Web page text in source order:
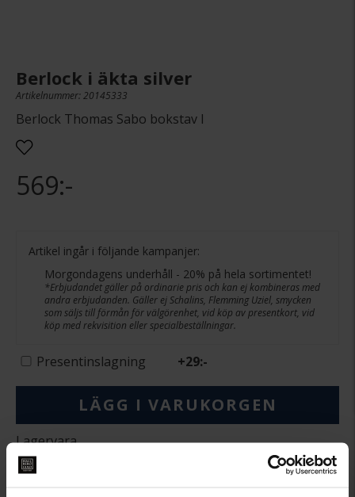
Berlock i äkta silver
Artikelnummer: 20145333
Berlock Thomas Sabo bokstav I
569:-
Artikel ingår i följande kampanjer:
Morgondagens underhåll - 20% på hela sortimentet!
*Erbjudandet gäller på ordinarie pris och kan ej kombineras med
andra erbjudanden. Gäller ej Schalins, Flemming Uziel, smycken
som säljs till förmån för välgörenhet, vid köp av presentkort, vid
köp med rekvisition eller specialbeställningar.
Presentinslagning +29:-
LÄGG I VARUKORGEN
Lagervara.
Leveranstid 2-5 arbetsdagar.
Öppet köp i 30 dagar vid onlineköp.